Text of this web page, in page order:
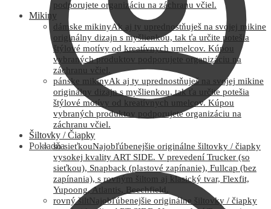
Pokladňa
podporujete organizáciu na záchranu včiel.
Mikiny
dámske mikinyAk aj ty uprednostňuješ na svojej mikine
originálny dizajn s myšlienkou, tak ťa určite potešia
štýlové motívy od kreatívnych umelcov. Kúpou
vybraných produktov podporujete organizáciu na
záchranu včiel.
pánske mikinyAk aj ty uprednostňuješ na svojej mikine
originálny dizajn s myšlienkou, tak ťa určite potešia
štýlové motívy od kreatívnych umelcov. Kúpou
vybraných produktov podporujete organizáciu na
záchranu včiel.
Šiltovky / Čiapky
so sieťkouNajobľúbenejšie originálne šiltovky / čiapky
vysokej kvality ART SIDE. V prevedení Trucker (so
sieťkou), Snapback (plastové zapínanie), Fullcap (bez
zapínania), s rovným šiltom aj klasický tvar, Flexfit,
Yupoong, Atlantis, Beechfield.
rovný šilt Najobľúbenejšie originálne šiltovky / čiapky